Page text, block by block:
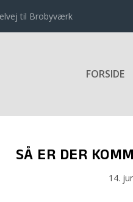
til Brobyværk
FORSIDE
SÅ ER DER
14.